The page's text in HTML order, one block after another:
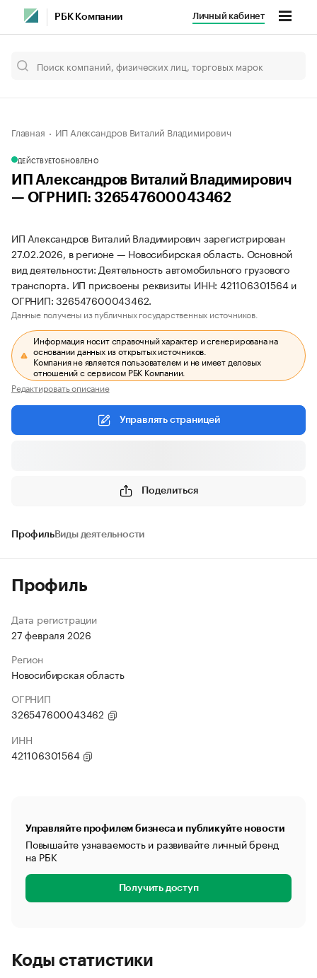
РБК Компании Личный кабинет
Главная ИП Александров Виталий Владимирович
ДЕЙСТВУЕТОБНОВЛЕНО
ИП Александров Виталий Владимирович
— ОГРНИП: 326547600043462
ИП Александров Виталий Владимирович зарегистрирован
27.02.2026, в регионе — Новосибирская область. Основной
вид деятельности: Деятельность автомобильного грузового
транспорта. ИП присвоены реквизиты ИНН: 421106301564 и
ОГРНИП: 326547600043462.
Данные получены из публичных государственных источников.
Информация носит справочный характер и сгенерирована на
основании данных из открытых источников.
Компания не является пользователем и не имеет деловых
отношений с сервисом РБК Компании.
Редактировать описание
Управлять страницей
Поделиться
ПрофильВиды деятельности
Профиль
Дата регистрации
27 февраля 2026
Регион
Новосибирская область
ОГРНИП
326547600043462
ИНН
421106301564
Управляйте профилем бизнеса и публикуйте новости
Повышайте узнаваемость и развивайте личный бренд
на РБК
Получить доступ
Коды статистики